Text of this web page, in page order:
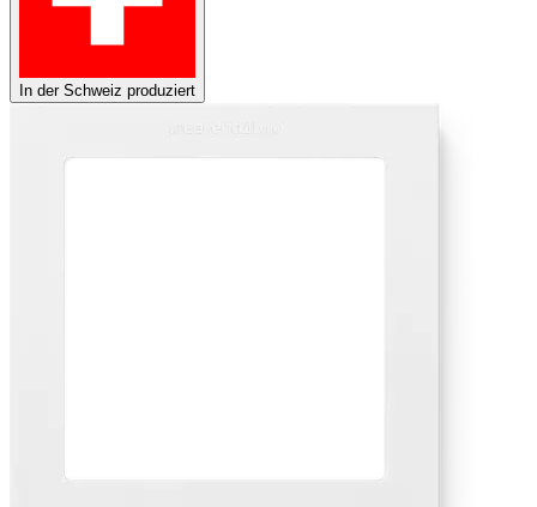
In der Schweiz produziert